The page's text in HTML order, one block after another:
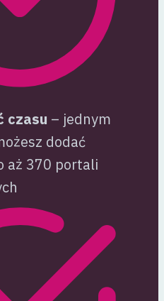
czasu – jednym
dodać
aż 370 portali